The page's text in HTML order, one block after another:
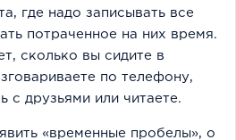
где надо записывать все
потраченное на них время.
сколько вы сидите в
по телефону,
с друзьями или читаете.
«временные пробелы», о